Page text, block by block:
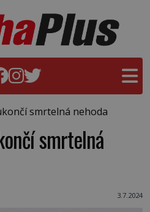
smrtelná nehoda
smrtelná
3.7.2024